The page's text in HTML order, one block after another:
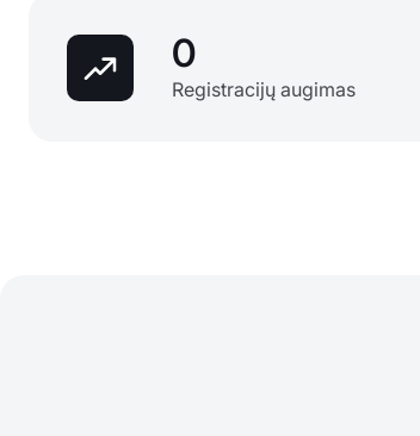
0
Registracijų augimas